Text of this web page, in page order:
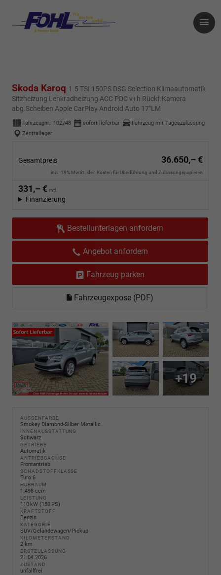
Skoda Karoq 1.5 TSI 150PS DSG Selection Klimaautomatik
Sitzheizung Lenkradheizung ACC PDC v+h Rückf.Kamera
abg.Scheiben Apple CarPlay Android Auto 17"LM
Fahrzeugnr.: 102748 sofort lieferbar
Fahrzeug mit Tageszulassung
Zentrallager
Gesamtpreis 36.650,– €
incl. 19% MwSt., den Kosten für Überführung und Zulassungspapieren
331,– € mtl.
Finanzierung
Bestellunterlagen anfordern
Angebot anfordern
Fahrzeug parken
Fahrzeugexpose (PDF)
+19
AUSSENFARBE
Smokey Diamond-Silber Metallic
INNENAUSSTATTUNG
Schwarz
GETRIEBE
Automatik
ANTRIEBSACHSE
Frontantrieb
SCHADSTOFFKLASSE
Euro 6
HUBRAUM
1.498 ccm
LEISTUNG
110 kW (150 PS)
KRAFTSTOFF
Benzin
KATEGORIE
SUV/Geländewagen/Pickup
KILOMETERSTAND
2 km
ERSTZULASSUNG
21.04.2026
ZUSTAND
unfallfrei